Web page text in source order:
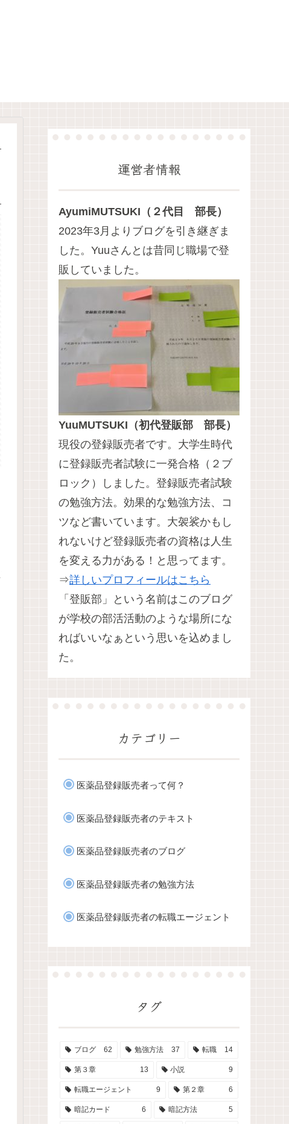
運営者情報
AyumiMUTSUKI（２代目 部長）
2023年3月よりブログを引き継ぎま
した。Yuuさんとは昔同じ職場で登
販していました。
YuuMUTSUKI（初代登販部 部長）
現役の登録販売者です。大学生時代
に登録販売者試験に一発合格（２ブ
ロック）しました。登録販売者試験
の勉強方法。効果的な勉強方法、コ
ツなど書いています。大袈裟かもし
れないけど登録販売者の資格は人生
を変える力がある！と思ってます。
⇒詳しいプロフィールはこちら
「登販部」という名前はこのブログ
が学校の部活活動のような場所にな
ればいいなぁという思いを込めまし
た。
カテゴリー
医薬品登録販売者って何？
医薬品登録販売者のテキスト
医薬品登録販売者のブログ
医薬品登録販売者の勉強方法
医薬品登録販売者の転職エージェント
タグ
ブログ 62 勉強方法 37 転職 14
第３章 13 小説 9
転職エージェント 9 第２章 6
暗記カード 6 暗記方法 5